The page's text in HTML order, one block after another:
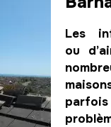
Les
ou